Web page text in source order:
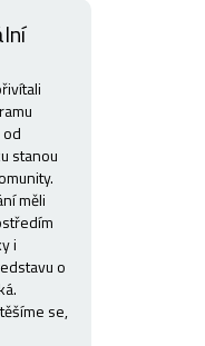
stanou
měli
i
o
se,